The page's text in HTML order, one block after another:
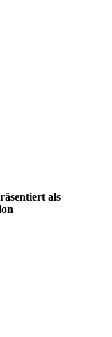
als